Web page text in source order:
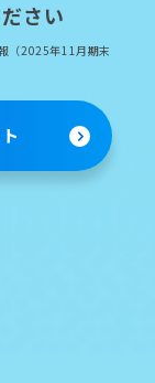
さい
（2025年11月期末